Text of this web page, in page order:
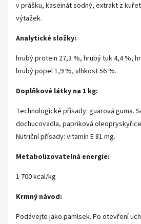
v prášku, kaseinát sodný, extrakt z
výtažek.
Analytické složky:
hrubý protein 27,3 %, hrubý tuk 4,4 %,
hrubý popel 1,9 %, vlhkost 56 %.
Doplňkové látky na 1 kg:
Technologické přísady: guarová guma.
dochucovadla, papriková
Nutriční přísady: vitamín E 81 mg.
Metabolizovatelná energie:
1 700 kcal/kg
Krmný návod:
Podávejte jako pamlsek. Po otevření